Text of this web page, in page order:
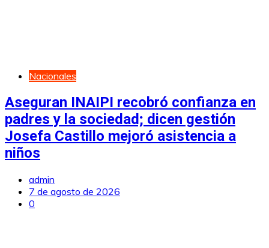
Nacionales
Aseguran INAIPI recobró confianza en
padres y la sociedad; dicen gestión
Josefa Castillo mejoró asistencia a
niños
admin
7 de agosto de 2026
0